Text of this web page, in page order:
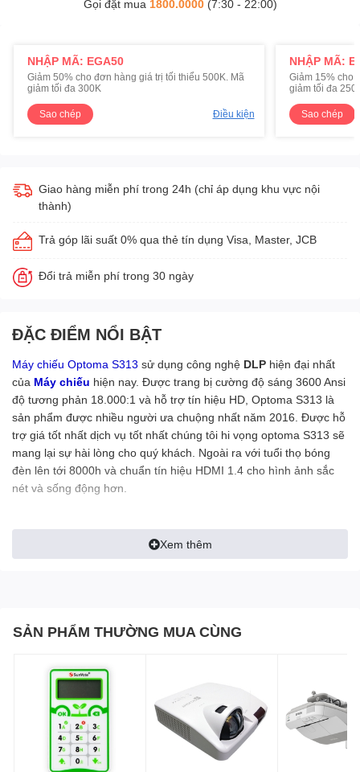
Gọi đặt mua 1800.0000(7:30 - 22:00)
NHẬP MÃ: EGA50
Giảm 50% cho đơn hàng giá trị tối thiểu 500K. Mã
giảm tối đa 300K
Sao chép Điều kiện
NHẬP MÃ:
Giảm 15% cho
giảm tối đa
Sao chép
Giao hàng miễn phí trong 24h (chỉ áp dụng khu vực nội
thành)
Trả góp lãi suất 0% qua thẻ tín dụng Visa, Master, JCB
Đổi trả miễn phí trong 30 ngày
ĐẶC ĐIỂM NỔI BẬT
Máy chiếu Optoma S313 sử dụng công nghệ DLP hiện đại nhất
của Máy chiếu hiện nay. Được trang bị cường độ sáng 3600 Ansi
độ tương phản 18.000:1 và hỗ trợ tín hiệu HD, Optoma S313 là
sản phẩm được nhiều người ưa chuộng nhất năm 2016. Được hỗ
trợ giá tốt nhất dịch vụ tốt nhất chúng tôi hi vọng optoma S313 sẽ
mang lại sự hài lòng cho quý khách. Ngoài ra với tuổi thọ bóng
đèn lên tới 8000h và chuẩn tín hiệu HDMI 1.4 cho hình ảnh sắc
nét và sống động hơn.
Máy chiếu Optoma S313
.Công nghệ : DLP
Khoảng cách chiếu: 1.2- 10m
Composite Video x 1, Audio Input x 2, Audio output x 1, RS-232 x
1, USB Type B x 1,
USB Type A ( Provide USB power charging ; 5V,1A ) x 1
Tương thích máy tính :UXGA, SXGA+,SXGA ,SVGA,VGA
Compression, VESA standards, PC & Macintosh compatible
Tương thích nguồn video: HDTV (720p,1080i/p), SDTV
(480i/p,576i/p), Full NTSC, PAL PAL-M, PAL-N, SECAM
Xem thêm
SẢN PHẨM THƯỜNG MUA CÙNG